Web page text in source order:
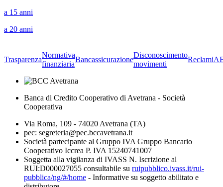
a 15 anni
a 20 anni
Trasparenza
Normativa
finanziaria
Bancassicurazione
Disconoscimento
movimenti
Reclami
Banca di Credito Cooperativo di Avetrana - Società
Cooperativa
Via Roma, 109 - 74020 Avetrana (TA)
pec: segreteria@pec.bccavetrana.it
Società partecipante al Gruppo IVA Gruppo Bancario
Cooperativo Iccrea P. IVA 15240741007
Soggetta alla vigilanza di IVASS N. Iscrizione al
RUI:D000027055 consultabile su ruipubblico.ivass.it/rui-
pubblica/ng/#/home - Informative su soggetto abilitato e